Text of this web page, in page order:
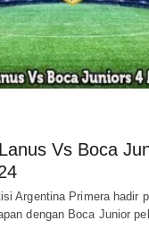
Vs Boca
Argentina Primera hadir
dengan Boca Junior